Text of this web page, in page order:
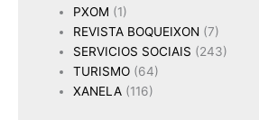
PXOM (1)
REVISTA BOQUEIXON (7)
SERVICIOS SOCIAIS (243)
TURISMO (64)
XANELA (116)